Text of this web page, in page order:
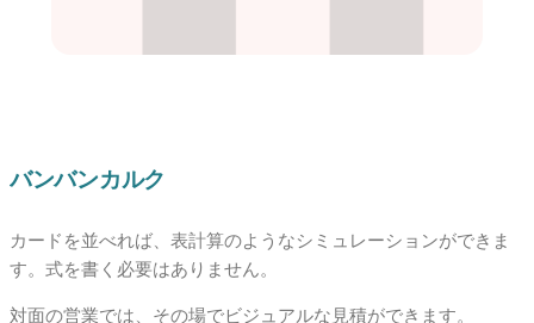
バンバンカルク
カードを並べれば、表計算のようなシミュレーションができま
す。式を書く必要はありません。
対面の営業では、その場でビジュアルな見積ができます。